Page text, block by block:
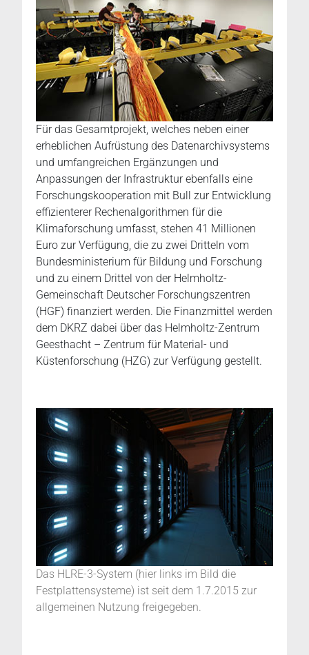
Für das Gesamtprojekt, welches neben einer
erheblichen Aufrüstung des Datenarchivsystems
und umfangreichen Ergänzungen und
Anpassungen der Infrastruktur ebenfalls eine
Forschungskooperation mit Bull zur Entwicklung
effizienterer Rechenalgorithmen für die
Klimaforschung umfasst, stehen 41 Millionen
Euro zur Verfügung, die zu zwei Dritteln vom
Bundesministerium für Bildung und Forschung
und zu einem Drittel von der Helmholtz-
Gemeinschaft Deutscher Forschungszentren
(HGF) finanziert werden. Die Finanzmittel werden
dem DKRZ dabei über das Helmholtz-Zentrum
Geesthacht – Zentrum für Material- und
Küstenforschung (HZG) zur Verfügung gestellt.
Das HLRE-3-System (hier links im Bild die
Festplattensysteme) ist seit dem 1.7.2015 zur
allgemeinen Nutzung freigegeben.